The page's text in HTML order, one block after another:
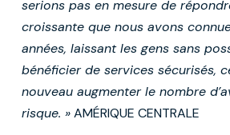
serions pas en mesure de
croissante que nous avons
années, laissant les gens sans
bénéficier de services sécurisés,
nouveau augmenter le nombre
risque. »AMÉRIQUE CENTRALE